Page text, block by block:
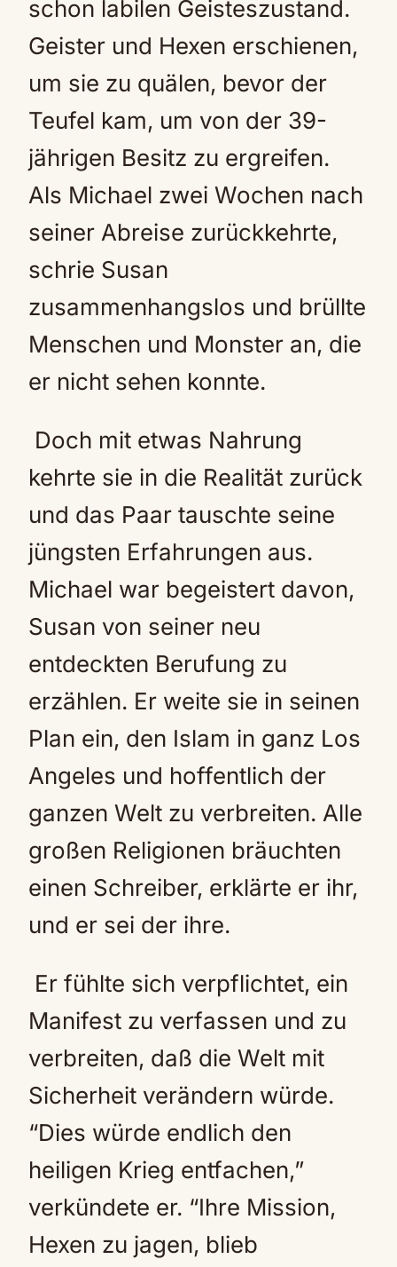
schon labilen Geisteszustand.
Geister und Hexen erschienen,
um sie zu quälen, bevor der
Teufel kam, um von der 39-
jährigen Besitz zu ergreifen.
Als Michael zwei Wochen nach
seiner Abreise zurückkehrte,
schrie Susan
zusammenhangslos und brüllte
Menschen und Monster an, die
er nicht sehen konnte.
Doch mit etwas Nahrung
kehrte sie in die Realität zurück
und das Paar tauschte seine
jüngsten Erfahrungen aus.
Michael war begeistert davon,
Susan von seiner neu
entdeckten Berufung zu
erzählen. Er weite sie in seinen
Plan ein, den Islam in ganz Los
Angeles und hoffentlich der
ganzen Welt zu verbreiten. Alle
großen Religionen bräuchten
einen Schreiber, erklärte er ihr,
und er sei der ihre.
Er fühlte sich verpflichtet, ein
Manifest zu verfassen und zu
verbreiten, daß die Welt mit
Sicherheit verändern würde.
“Dies würde endlich den
heiligen Krieg entfachen,”
verkündete er. “Ihre Mission,
Hexen zu jagen, blieb